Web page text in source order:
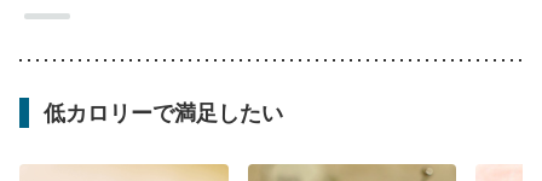
低カロリーで満足したい